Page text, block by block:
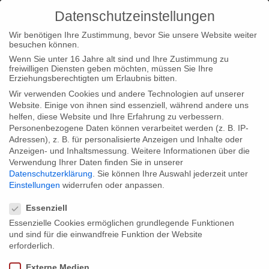
Home Type|News “The Medici Files” on Terra X
“The Medici Files” on Terra X
Our 2-part docudrama “The Medici Files” is edited once again
for Terra X . The 43 minutes version with focus on crime will be
broadcasted mid-February on ZDF.
Share:
Datenschutzeinstellungen
Wir benötigen Ihre Zustimmung, bevor Sie unsere Website weiter
besuchen können.
Wenn Sie unter 16 Jahre alt sind und Ihre Zustimmung zu
freiwilligen Diensten geben möchten, müssen Sie Ihre
Erziehungsberechtigten um Erlaubnis bitten.
Wir verwenden Cookies und andere Technologien auf unserer
Website. Einige von ihnen sind essenziell, während andere uns
helfen, diese Website und Ihre Erfahrung zu verbessern.
Personenbezogene Daten können verarbeitet werden (z. B. IP-
Adressen), z. B. für personalisierte Anzeigen und Inhalte oder
Anzeigen- und Inhaltsmessung. Weitere Informationen über die
Verwendung Ihrer Daten finden Sie in unserer
Datenschutzerklärung
Sie können Ihre Auswahl jederzeit unter
Einstellungen widerrufen oder anpassen.
Essenziell
Essenzielle Cookies ermöglichen grundlegende Funktionen
und sind für die einwandfreie Funktion der Website
erforderlich.